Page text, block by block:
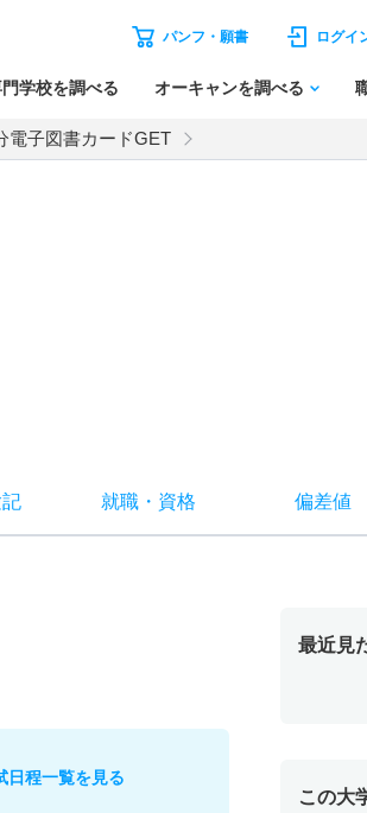
パンフ・願書 ログイ
学校を調べる オーキャンを調べる
電子図書カードGET
就職・ 資格 偏差値
日程一覧を見る
最近見
この大